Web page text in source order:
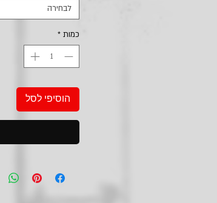
לבחירה
כמות *
הוסיפי לסל